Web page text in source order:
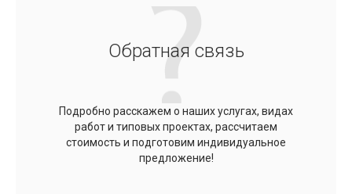
Обратная связь
Подробно расскажем о наших услугах, видах
работ и типовых проектах, рассчитаем
стоимость и подготовим индивидуальное
предложение!